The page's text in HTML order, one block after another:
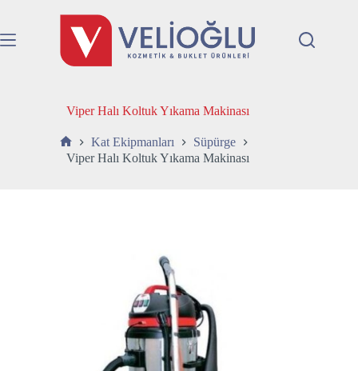
content
Viper Halı Koltuk Yıkama Makinası
Anasayfa
Kat Ekipmanları
Süpürge
Viper Halı Koltuk Yıkama Makinası